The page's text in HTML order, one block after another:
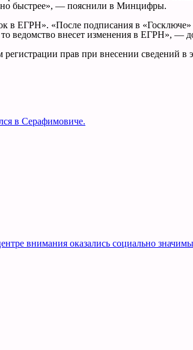
быстрее», — пояснили в Минцифры.
в ЕГРН». «После подписания в «Госключе»
то ведомство внесет изменения в ЕГРН», —
прав при внесении сведений в
в Серафимовиче.
внимания оказались социально